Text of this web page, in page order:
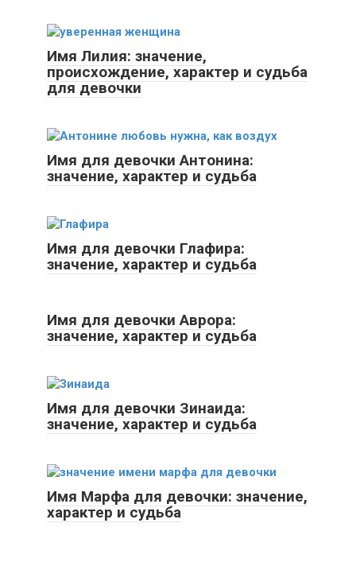
Имя Лилия: значение,
происхождение, характер и судьба
для девочки
Имя для девочки Антонина:
значение, характер и судьба
Имя для девочки Глафира:
значение, характер и судьба
Имя для девочки Аврора:
значение, характер и судьба
Имя для девочки Зинаида:
значение, характер и судьба
Имя Марфа для девочки: значение,
характер и судьба